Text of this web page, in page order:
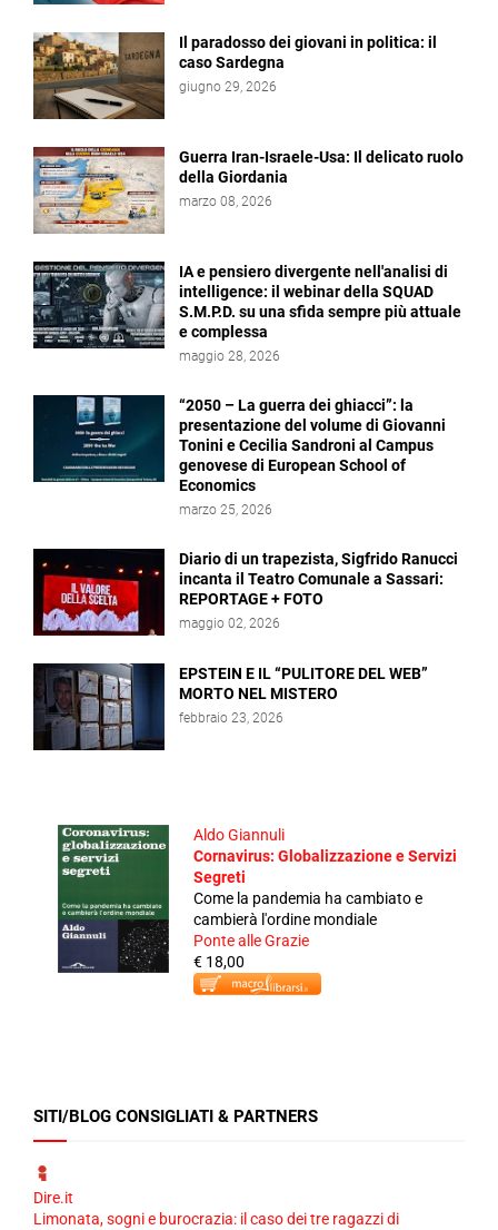
Il paradosso dei giovani in politica: il
caso Sardegna
giugno 29, 2026
Guerra Iran-Israele-Usa: Il delicato ruolo
della Giordania
marzo 08, 2026
IA e pensiero divergente nell'analisi di
intelligence: il webinar della SQUAD
S.M.P.D. su una sfida sempre più attuale
e complessa
maggio 28, 2026
“2050 – La guerra dei ghiacci”: la
presentazione del volume di Giovanni
Tonini e Cecilia Sandroni al Campus
genovese di European School of
Economics
marzo 25, 2026
Diario di un trapezista, Sigfrido Ranucci
incanta il Teatro Comunale a Sassari:
REPORTAGE + FOTO
maggio 02, 2026
EPSTEIN E IL “PULITORE DEL WEB”
MORTO NEL MISTERO
febbraio 23, 2026
Aldo Giannuli
Cornavirus: Globalizzazione e Servizi
Segreti
Come la pandemia ha cambiato e
cambierà l'ordine mondiale
Ponte alle Grazie
€ 18,00
SITI/BLOG CONSIGLIATI & PARTNERS
Dire.it
Limonata, sogni e burocrazia: il caso dei tre ragazzi di